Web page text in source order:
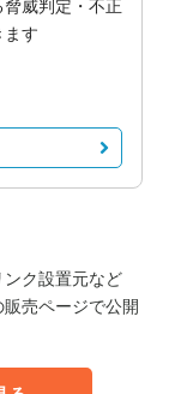
威判定・不正
ます
ク設置元など
売ページで公開